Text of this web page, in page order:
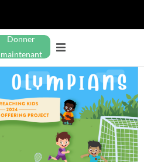
Donner
maintenant